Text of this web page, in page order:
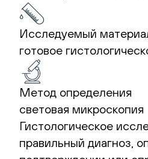
Исследуемый
готовое
Метод определения
световая микроскопия
Гистологическое
правильный диагноз,